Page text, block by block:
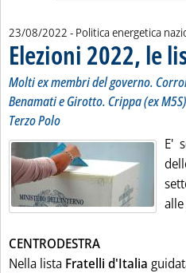
23/08/2022 - Politica energetica
Elezioni 2022, le
Molti ex membri del governo.
Benamati e Girotto. Crippa (ex
Terzo Polo
E'
CENTRODESTRA
Nella lista Fratelli d'Italia